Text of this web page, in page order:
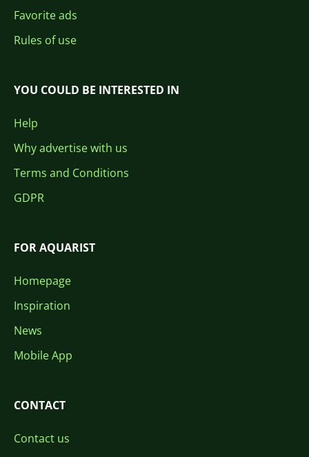
Favorite ads
Rules of use
YOU COULD BE INTERESTED IN
Help
Why advertise with us
Terms and Conditions
GDPR
FOR AQUARIST
Homepage
Inspiration
News
Mobile App
CONTACT
Contact us